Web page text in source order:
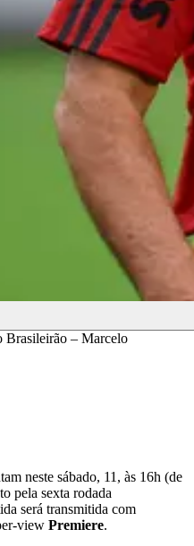
Brasileirão – Marcelo
neste sábado, 11, às 16h (de
pela sexta rodada
será transmitida com
view Premiere.